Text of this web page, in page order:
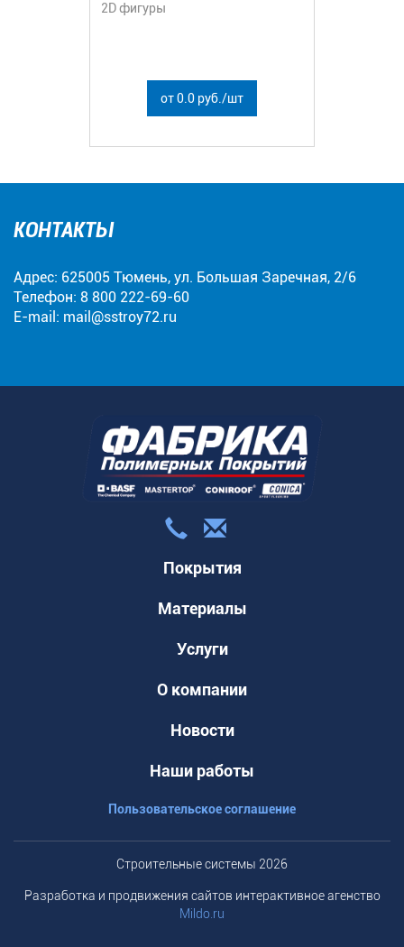
2D фигуры
от 0.0 руб./шт
КОНТАКТЫ
Адрес: 625005 Тюмень, ул. Большая Заречная, 2/6
Телефон: 8 800 222-69-60
E-mail: mail@sstroy72.ru
Покрытия
Материалы
Услуги
О компании
Новости
Наши работы
Пользовательское соглашение
Строительные системы 2026
Разработка и продвижения сайтов интерактивное агенство
Mildo.ru